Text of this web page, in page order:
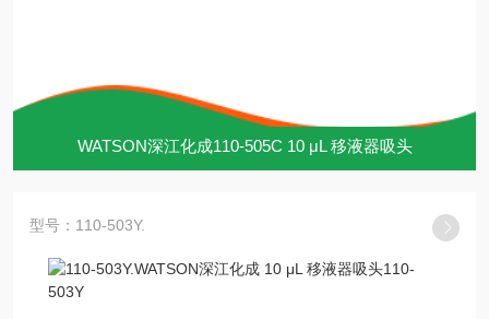
WATSON深江化成110-505C 10 μL 移液器吸头
型号：110-503Y.